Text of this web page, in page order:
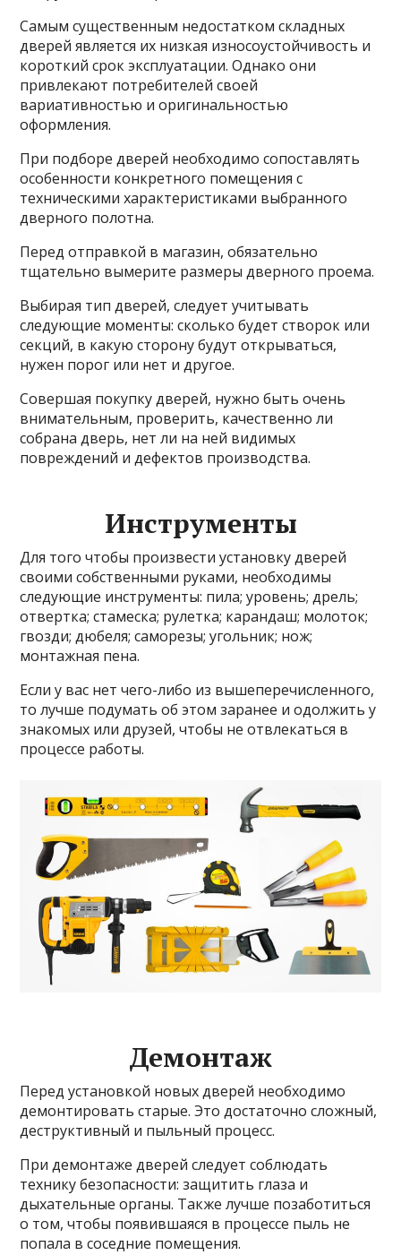
Самым существенным недостатком складных
дверей является их низкая износоустойчивость и
короткий срок эксплуатации. Однако они
привлекают потребителей своей
вариативностью и оригинальностью
оформления.
При подборе дверей необходимо сопоставлять
особенности конкретного помещения с
техническими характеристиками выбранного
дверного полотна.
Перед отправкой в магазин, обязательно
тщательно вымерите размеры дверного проема.
Выбирая тип дверей, следует учитывать
следующие моменты: сколько будет створок или
секций, в какую сторону будут открываться,
нужен порог или нет и другое.
Совершая покупку дверей, нужно быть очень
внимательным, проверить, качественно ли
собрана дверь, нет ли на ней видимых
повреждений и дефектов производства.
Инструменты
Для того чтобы произвести установку дверей
своими собственными руками, необходимы
следующие инструменты: пила; уровень; дрель;
отвертка; стамеска; рулетка; карандаш; молоток;
гвозди; дюбеля; саморезы; угольник; нож;
монтажная пена.
Если у вас нет чего-либо из вышеперечисленного,
то лучше подумать об этом заранее и одолжить у
знакомых или друзей, чтобы не отвлекаться в
процессе работы.
Демонтаж
Перед установкой новых дверей необходимо
демонтировать старые. Это достаточно сложный,
деструктивный и пыльный процесс.
При демонтаже дверей следует соблюдать
технику безопасности: защитить глаза и
дыхательные органы. Также лучше позаботиться
о том, чтобы появившаяся в процессе пыль не
попала в соседние помещения.